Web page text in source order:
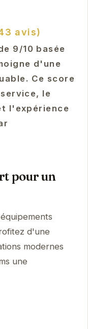
avis)
9/10 basée
d'une
Ce score
le
l'expérience
pour un
d'une
modernes
une